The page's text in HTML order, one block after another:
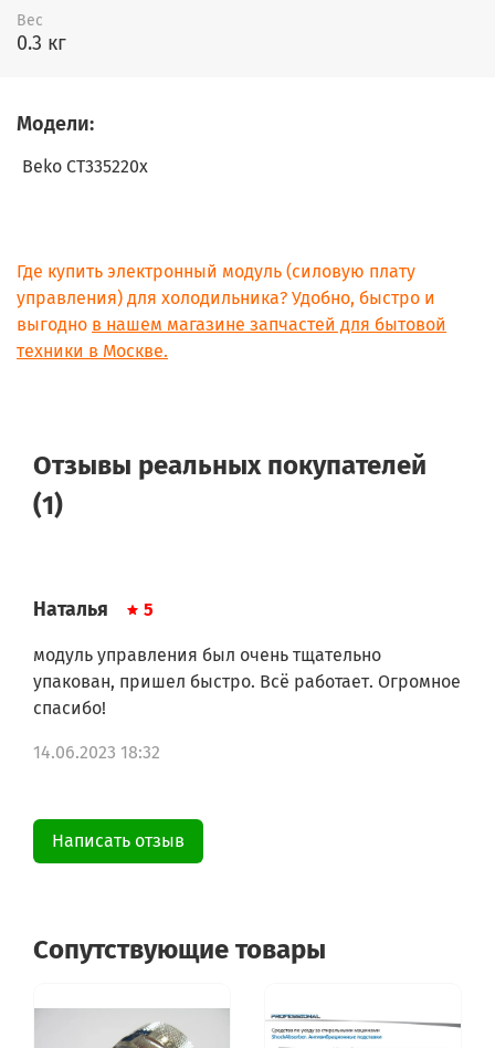
Вес
0.3 кг
Модели:
Beko СТ335220x
Где купить электронный модуль (силовую плату
управления) для холодильника? Удобно, быстро и
выгодно в нашем магазине запчастей для бытовой
техники в Москве.
Отзывы реальных покупателей
(1)
Наталья 5
модуль управления был очень тщательно
упакован, пришел быстро. Всё работает. Огромное
спасибо!
14.06.2023 18:32
Написать отзыв
Сопутствующие товары